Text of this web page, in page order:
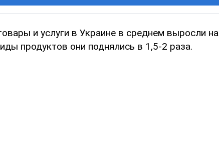
и услуги в Украине в среднем выросли на
продуктов они поднялись в 1,5-2 раза.